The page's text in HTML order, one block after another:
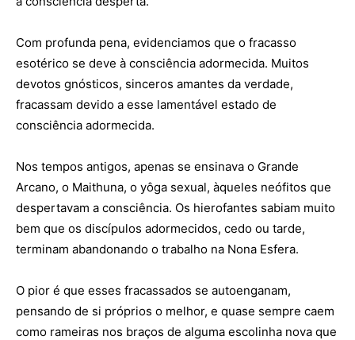
Com profunda pena, evidenciamos que o fracasso
esotérico se deve à consciência adormecida. Muitos
devotos gnósticos, sinceros amantes da verdade,
fracassam devido a esse lamentável estado de
consciência adormecida.
Nos tempos antigos, apenas se ensinava o Grande
Arcano, o Maithuna, o yôga sexual, àqueles neófitos que
despertavam a consciência. Os hierofantes sabiam muito
bem que os discípulos adormecidos, cedo ou tarde,
terminam abandonando o trabalho na Nona Esfera.
O pior é que esses fracassados se autoenganam,
pensando de si próprios o melhor, e quase sempre caem
como rameiras nos braços de alguma escolinha nova que